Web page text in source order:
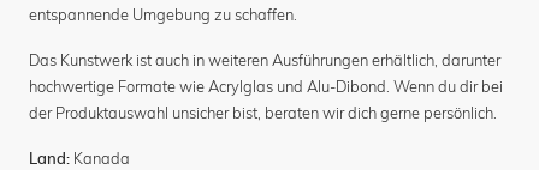
entspannende Umgebung zu schaffen.
Das Kunstwerk ist auch in weiteren Ausführungen erhältlich, darunter
hochwertige Formate wie Acrylglas und Alu-Dibond. Wenn du dir bei
der Produktauswahl unsicher bist, beraten wir dich gerne persönlich.
Land: Kanada